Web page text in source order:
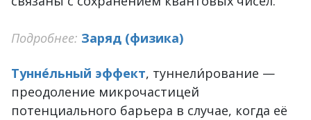
Подробнее: Заряд (физика)
Тунне́льный эффект, туннели́рование —
преодоление микрочастицей
потенциального барьера в случае, когда её